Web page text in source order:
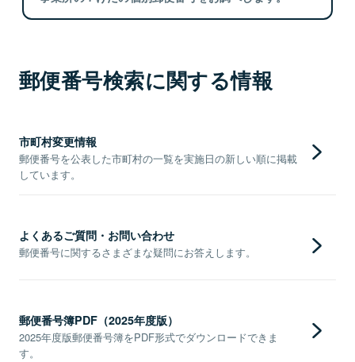
郵便番号検索に関する情報
市町村変更情報
郵便番号を公表した市町村の一覧を実施日の新しい順に掲載
しています。
よくあるご質問・お問い合わせ
郵便番号に関するさまざまな疑問にお答えします。
郵便番号簿PDF（2025年度版）
2025年度版郵便番号簿をPDF形式でダウンロードできま
す。